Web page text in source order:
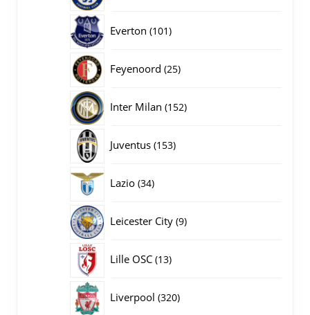
Everton 101101
Feyenoord 2525
Inter Milan 152152
Juventus 153153
Lazio 3434
Leicester City 99
Lille OSC 1313
Liverpool 320320